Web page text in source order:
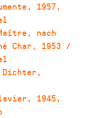
, 1957,
, nach
Char, 1953 /
Dichter,
, 1945,